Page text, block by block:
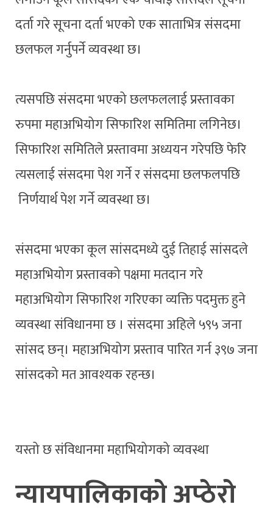
दर्ता गरे सूचना दर्ता भएको एक साताभित्र संसदमा
छलफल गर्नुपर्ने व्यवस्था छ।
त्यसपछि संसदमा भएको छलफललाई प्रस्तावका
रुपमा महाअभियोग सिफारिश समितिमा लगिनेछ।
सिफारिश समितिले प्रस्तावमा अध्ययन गरेपछि फेरि
त्यसलाई संसदमा पेश गर्ने र संसदमा छलफलपछि
निर्णयार्थ पेश गर्ने व्यवस्था छ।
संसदमा भएका कूल सांसदमध्ये दुई तिहाई सांसदले
महाअभियोग प्रस्तावको पक्षमा मतदान गरे
महाअभियोग सिफारिश गरिएका व्यक्ति पदमुक्त हुने
व्यवस्था संविधानमा छ । संसदमा अहिले ५९५ जना
सांसद छन्। महाअभियोग प्रस्ताव पारित गर्न ३९७ जना
सांसदको मत आवश्यक रहन्छ।
यस्तो छ संविधानमा महाभियोगको व्यवस्था
न्यायपालिकाको अप्ठेरो